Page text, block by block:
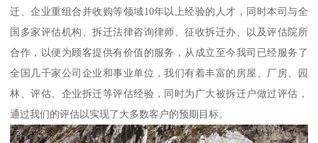
迁、企业重组合并收购等领域10年以上经验的人才，同时本司与全
国多家评估机构、拆迁法律咨询律师、征收拆迁办、以及评估院所
合作，以便为顾客提供有价值的服务，从成立至今我司已经服务了
全国几千家公司企业和事业单位，我们有着丰富的房屋、厂房、园
林、评估、企业拆迁等评估经验，同时为广大被拆迁户做过评估，
通过我们的评估以实现了大多数客户的预期目标。